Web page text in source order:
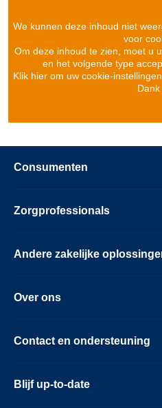
We kunnen deze inhoud niet
voor
Om deze inhoud te zien, moet u
en het volgende type
Klik hier om uw cookie-
Dank
Consumenten
Zorgprofessionals
Andere zakelijke
Over ons
Contact en ondersteuning
Blijf up-to-date